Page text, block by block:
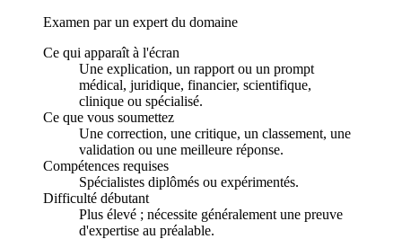
Examen par un expert du domaine
Ce qui apparaît à l'écran
Une explication, un rapport ou un prompt
médical, juridique, financier, scientifique,
clinique ou spécialisé.
Ce que vous soumettez
Une correction, une critique, un classement, une
validation ou une meilleure réponse.
Compétences requises
Spécialistes diplômés ou expérimentés.
Difficulté débutant
Plus élevé ; nécessite généralement une preuve
d'expertise au préalable.